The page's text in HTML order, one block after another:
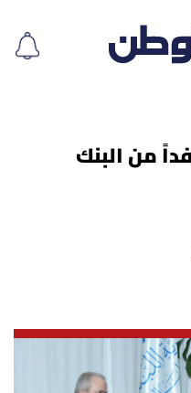
من البنك